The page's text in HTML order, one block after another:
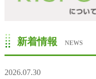
新着情報 NEWS
2026.07.30